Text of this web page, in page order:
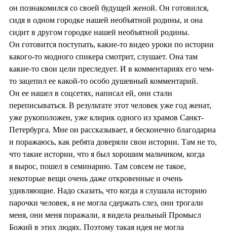
он познакомился со своей будущей женой. Он готовился,
сидя в одном городке нашей необъятной родины, и она
сидит в другом городке нашей необъятной родины.
Он готовится поступать, какие-то видео уроки по истории
какого-то модного спикера смотрит, слушает. Она там
какие-то свои цели преследует. И в комментариях его чем-
то зацепил ее какой-то особо душевный комментарий.
Он ее нашел в соцсетях, написал ей, они стали
переписываться. В результате этот человек уже год женат,
уже рукоположен, уже клирик одного из храмов Санкт-
Петербурга. Мне он рассказывает, я бесконечно благодарна
и поражаюсь, как ребята доверяли свои истории. Там не то,
что такие истории, что я был хорошим мальчиком, когда
я вырос, пошел в семинарию. Там совсем не такое,
некоторые вещи очень даже откровенные и очень
удивляющие. Надо сказать, что когда я слушала историю
парочки человек, я не могла сдержать слез, они трогали
меня, они меня поражали, я видела реальный Промысл
Божий в этих людях. Поэтому такая идея не могла